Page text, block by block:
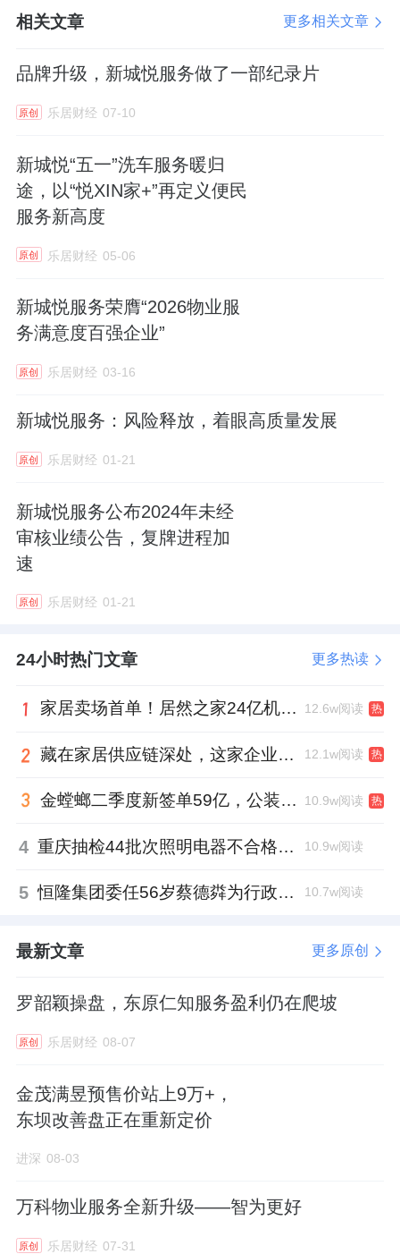
念，主动融入基层社会治理，向“多元共治”转
置”向“主动疏导”转变、从“单一管理”向“多元共
此同时，新城悦服务推出的“悦XIN家 ”入户服
务，更是将这份守护从公共区域延伸至业主家
中，通过主动上门检修与关怀，把安全隐患消
除在萌芽状态，实现了从“环境安全”到“居家安
守护不打烊，正以实实在在的行动，为业主的
安全幸福加码，让“人人讲安全，个个会应急”
为最值得信赖的幸福生态服务商。
相关文章 更多相关文章
品牌升级，新城悦服务做了一部纪录片
原创 乐居财经 07-10
新城悦“五一”洗车服务暖归
途，以“悦XIN家+”再定义便民
服务新高度
原创 乐居财经 05-06
新城悦服务荣膺“2026物业服
务满意度百强企业”
原创 乐居财经 03-16
新城悦服务：风险释放，着眼高质量发展
原创 乐居财经 01-21
新城悦服务公布2024年未经
审核业绩公告，复牌进程加
速
原创 乐居财经 01-21
24小时热门文章 更多热读
家居卖场首单！居然之家24亿机构间REITs获深交所无异议函 12.6w阅读 热
藏在家居供应链深处，这家企业正在悄悄转型 12.1w阅读 热
金螳螂二季度新签单59亿，公装业务贡献逾八成 10.9w阅读 热
4 重庆抽检44批次照明电器不合格，木林森全资子公司被点名 10.9w阅读
5 恒隆集团委任56岁蔡德粦为行政总裁、年薪2052万港元，曾任星巴克中国CEO 10.7w阅读
最新文章 更多原创
罗韶颖操盘，东原仁知服务盈利仍在爬坡
原创 乐居财经 08-07
金茂满昱预售价站上9万+，
东坝改善盘正在重新定价
进深 08-03
万科物业服务全新升级——智为更好
原创 乐居财经 07-31